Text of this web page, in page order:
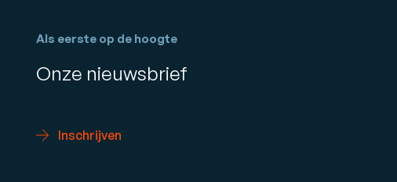
Als eerste op de hoogte
Onze nieuwsbrief
Inschrijven